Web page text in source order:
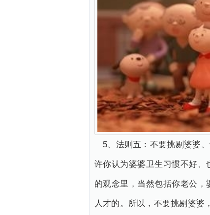
5、法则五：不要挑剔婆婆
许你认为婆婆卫生习惯不好、
的观念里，当然包括你老公
人才的。所以，不要挑剔婆婆